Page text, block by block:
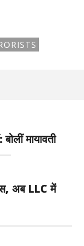
मायावती
अब LLC में